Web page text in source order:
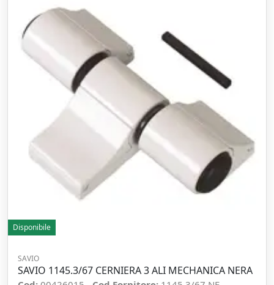
Disponibile
SAVIO
SAVIO 1145.3/67 CERNIERA 3 ALI MECHANICA NERA